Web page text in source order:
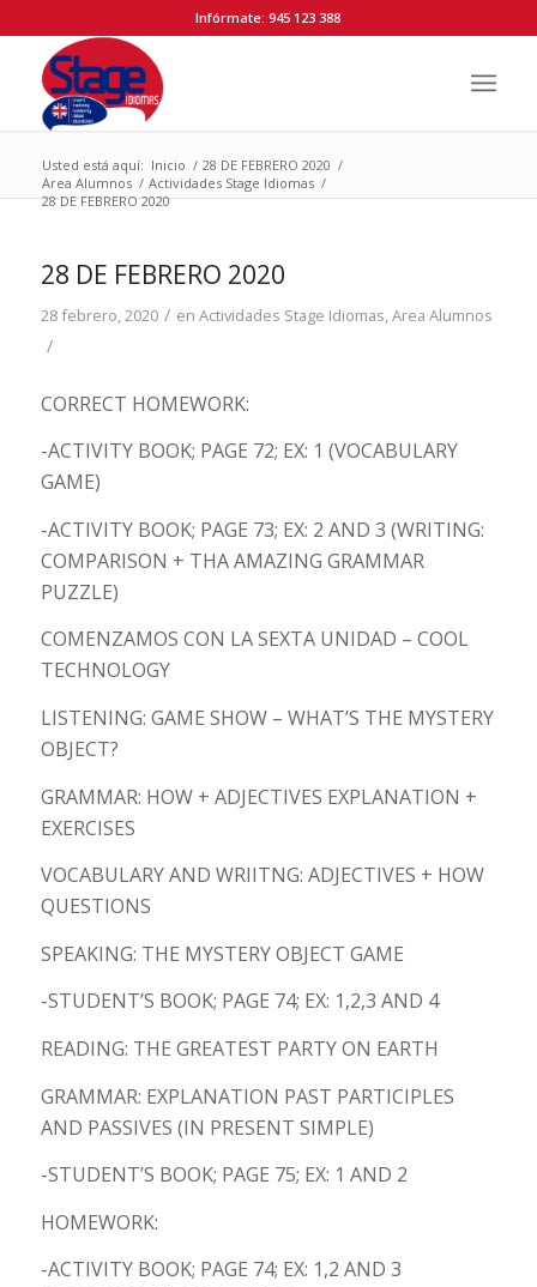
Infórmate: 945 123 388
Usted está aquí: Inicio / 28 DE FEBRERO 2020 /
Area Alumnos / Actividades Stage Idiomas /
28 DE FEBRERO 2020
28 DE FEBRERO 2020
28 febrero, 2020 / en Actividades Stage Idiomas,Area Alumnos
/
CORRECT HOMEWORK:
-ACTIVITY BOOK; PAGE 72; EX: 1 (VOCABULARY
GAME)
-ACTIVITY BOOK; PAGE 73; EX: 2 AND 3 (WRITING:
COMPARISON + THA AMAZING GRAMMAR
PUZZLE)
COMENZAMOS CON LA SEXTA UNIDAD – COOL
TECHNOLOGY
LISTENING: GAME SHOW – WHAT’S THE MYSTERY
OBJECT?
GRAMMAR: HOW + ADJECTIVES EXPLANATION +
EXERCISES
VOCABULARY AND WRIITNG: ADJECTIVES + HOW
QUESTIONS
SPEAKING: THE MYSTERY OBJECT GAME
-STUDENT’S BOOK; PAGE 74; EX: 1,2,3 AND 4
READING: THE GREATEST PARTY ON EARTH
GRAMMAR: EXPLANATION PAST PARTICIPLES
AND PASSIVES (IN PRESENT SIMPLE)
-STUDENT’S BOOK; PAGE 75; EX: 1 AND 2
HOMEWORK:
-ACTIVITY BOOK; PAGE 74; EX: 1,2 AND 3